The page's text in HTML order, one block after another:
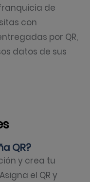
de
con
por QR,
datos de sus
QR?
y crea tu
el QR y